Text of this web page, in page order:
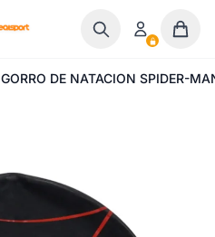
GORRO DE NATACION SPIDER-